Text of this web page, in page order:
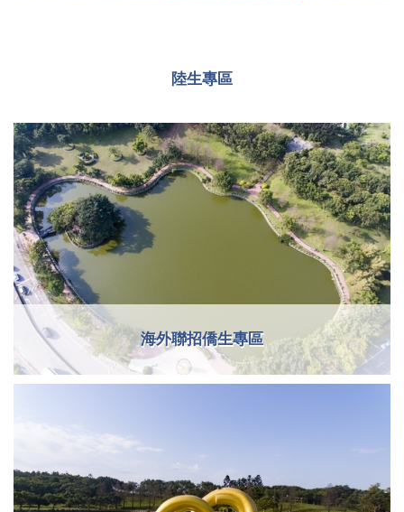
陸生專區
海外聯招僑生專區